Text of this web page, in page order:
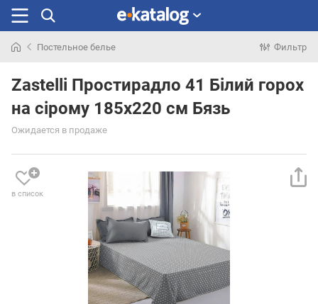
раньше
Постельное белье Фильтр
Zastelli Простирадло 41 Білий горох
на сірому 185х220 см Бязь
Ожидается в продаже
в список